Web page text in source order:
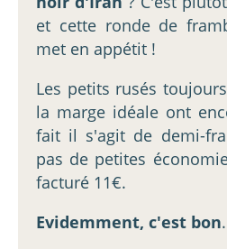
et cette ronde de
met en appétit !
Les petits rusés
la marge idéale ont
fait il s'agit de demi-
pas de petites
facturé 11€.
Evidemment, c'est bon.